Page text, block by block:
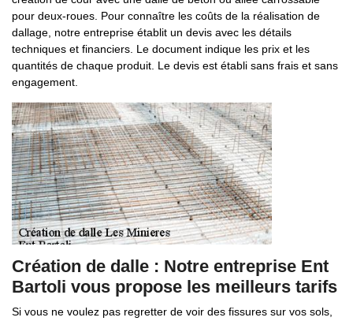
pour deux-roues. Pour connaître les coûts de la réalisation de
dallage, notre entreprise établit un devis avec les détails
techniques et financiers. Le document indique les prix et les
quantités de chaque produit. Le devis est établi sans frais et sans
engagement.
Création de dalle : Notre entreprise Ent
Bartoli vous propose les meilleurs tarifs
Si vous ne voulez pas regretter de voir des fissures sur vos sols,